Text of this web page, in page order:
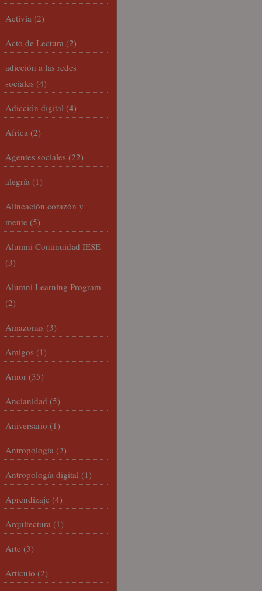
Activia (2)
Acto de Lectura (2)
adicción a las redes
sociales (4)
Adicción digital (4)
Africa (2)
Agentes sociales (22)
alegría (1)
Alineación corazón y
mente (5)
Alumni Continuidad IESE
(3)
Alumni Learning Program
(2)
Amazonas (3)
Amigos (1)
Amor (35)
Ancianidad (5)
Aniversario (1)
Antropología (2)
Antropología digital (1)
Aprendizaje (4)
Arquitectura (1)
Arte (3)
Artículo (2)